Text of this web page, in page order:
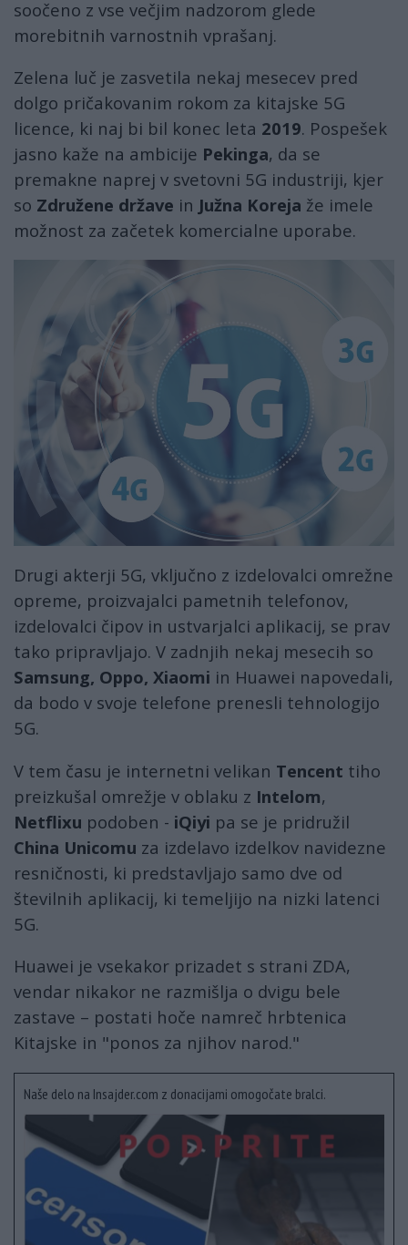
soočeno z vse večjim nadzorom glede
morebitnih varnostnih vprašanj.
Zelena luč je zasvetila nekaj mesecev pred
dolgo pričakovanim rokom za kitajske 5G
licence, ki naj bi bil konec leta 2019. Pospešek
jasno kaže na ambicije Pekinga, da se
premakne naprej v svetovni 5G industriji, kjer
so Združene države in Južna Koreja že imele
možnost za začetek komercialne uporabe.
Drugi akterji 5G, vključno z izdelovalci omrežne
opreme, proizvajalci pametnih telefonov,
izdelovalci čipov in ustvarjalci aplikacij, se prav
tako pripravljajo. V zadnjih nekaj mesecih so
Samsung, Oppo, Xiaomi in Huawei napovedali,
da bodo v svoje telefone prenesli tehnologijo
5G.
V tem času je internetni velikan Tencent tiho
preizkušal omrežje v oblaku z Intelom,
Netflixu podoben - iQiyi pa se je pridružil
China Unicomu za izdelavo izdelkov navidezne
resničnosti, ki predstavljajo samo dve od
številnih aplikacij, ki temeljijo na nizki latenci
5G.
Huawei je vsekakor prizadet s strani ZDA,
vendar nikakor ne razmišlja o dvigu bele
zastave – postati hoče namreč hrbtenica
Kitajske in "ponos za njihov narod."
Naše delo na Insajder.com z donacijami omogočate bralci.